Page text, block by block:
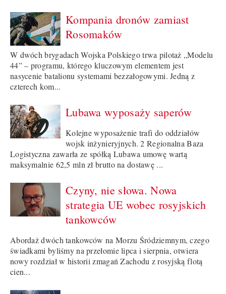
Kompania dronów zamiast
Rosomaków
W dwóch brygadach Wojska Polskiego trwa pilotaż „Modelu
44” – programu, którego kluczowym elementem jest
nasycenie batalionu systemami bezzałogowymi. Jedną z
czterech kom...
Lubawa wyposaży saperów
Kolejne wyposażenie trafi do oddziałów
wojsk inżynieryjnych. 2 Regionalna Baza
Logistyczna zawarła ze spółką Lubawa umowę wartą
maksymalnie 62,5 mln zł brutto na dostawę ...
Czyny, nie słowa. Nowa
strategia UE wobec rosyjskich
tankowców
Abordaż dwóch tankowców na Morzu Śródziemnym, czego
świadkami byliśmy na przełomie lipca i sierpnia, otwiera
nowy rozdział w historii zmagań Zachodu z rosyjską flotą
cien...